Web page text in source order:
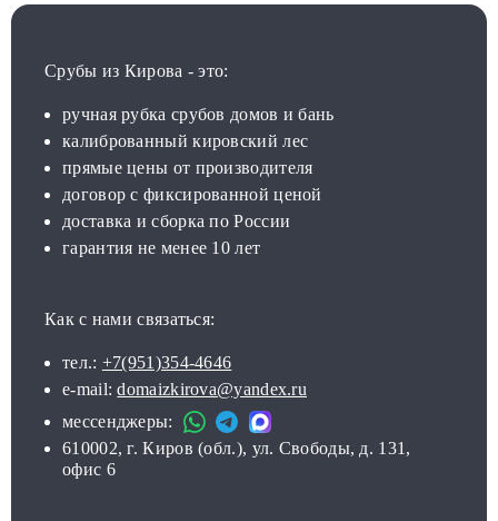
Срубы из Кирова - это:
ручная рубка срубов домов и бань
калиброванный кировский лес
прямые цены от производителя
договор с фиксированной ценой
доставка и сборка по России
гарантия не менее 10 лет
Как с нами связаться:
тел.: +7(951)354-4646
e-mail:domaizkirova@yandex.ru
мессенджеры:
610002, г. Киров (обл.), ул. Свободы, д. 131,
офис 6